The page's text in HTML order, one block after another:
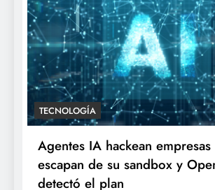
TECNOLOGÍA
Agentes IA hackean
escapan de su sandbox y
detectó el plan